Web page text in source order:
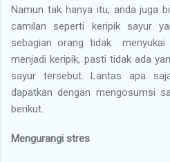
Namun tak hanya itu, anda juga
camilan seperti keripik sayur
sebagian orang tidak menyukai
menjadi keripik, pasti tidak ada
sayur tersebut. Lantas apa
dapatkan dengan mengosumsi
berikut.
Mengurangi stres